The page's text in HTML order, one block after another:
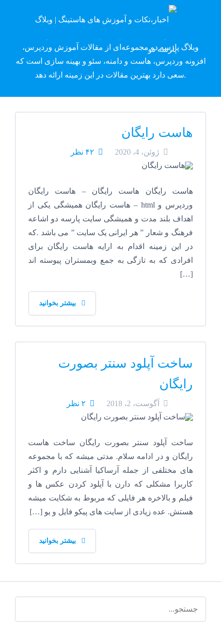
وبلاگ پارسه دِو
وبلاگ پارسه دو مجموعه‌ای از مقالات آموزش وردپرس،
افزونه وردپرس، هاست و دامنه، سئو و بهینه سازی است که
سعی دارد بهترین مقالات در این زمینه ارائه دهد.
هاست رایگان
ژوئن، 4، 2020 ۴۲ نظر
هاست رایگان هاست رایگان – هاست رایگان
وردپرس و html – هاست رایگان همیشگی یکی از
اهداف بلند مدت و همیشگی سایت پارسه دو اشاعه
فرهنگ و شعار ” هر ایرانی یک سایت ” می باشد .که
در این زمینه اقدام به ارایه هاست رایگان برای
افرادی که به تازگی به جمع وبمستران پیوسته اند
[…]
ساخت آپلود سنتر بصورت
رایگان
آگوست، 2، 2018 ۲ نظر
ساخت آپلود سنتر بصورت رایگان ساخت هاست
رایگان و در ادامه سلام. مدتی میشه که با مجموعه
های مختلفی از جمله آرساکیا آشنایی دارم و اکثر
کاربرا مشکلی که دارن با آپلود کردن عکس ها و
فیلم و بالاخره هر فایلی که مربوط به شکایت میشه
هستش. عده زیادی از سایت های پیکو فایل و یو […]